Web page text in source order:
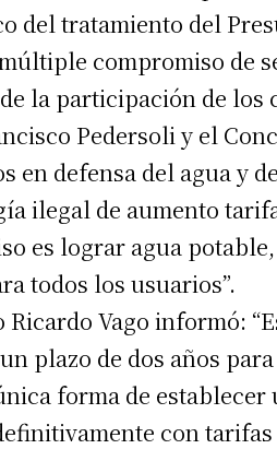
del tratamiento del
compromiso de
la participación de los
Pedersoli y el
en defensa del agua y
ilegal de aumento
es lograr agua
todos los usuarios”.
Vago informó:
plazo de dos años
forma de
con